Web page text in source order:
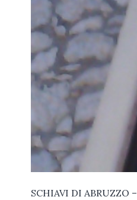
SCHIAVI DI ABRUZZO –